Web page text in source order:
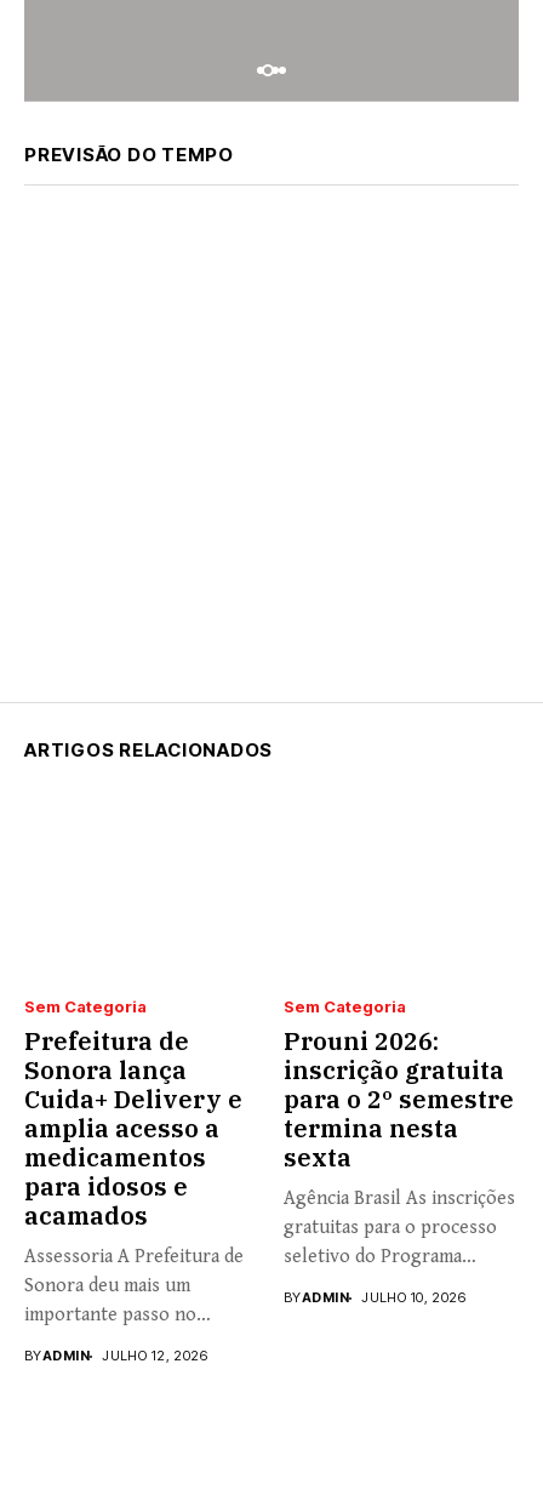
PREVISÃO DO TEMPO
ARTIGOS RELACIONADOS
Sem Categoria
Prefeitura de
Sonora lança
Cuida+ Delivery e
amplia acesso a
medicamentos
para idosos e
acamados
Assessoria A Prefeitura de
Sonora deu mais um
importante passo no
BYADMIN JULHO 12, 2026
Sem Categoria
Prouni 2026:
inscrição gratuita
para o 2º semestre
termina nesta
sexta
Agência Brasil As inscrições
gratuitas para o processo
seletivo do Programa
BYADMIN JULHO 10, 2026